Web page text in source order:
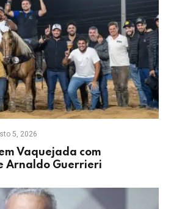
5, 2026
Vaquejada com
Arnaldo Guerrieri